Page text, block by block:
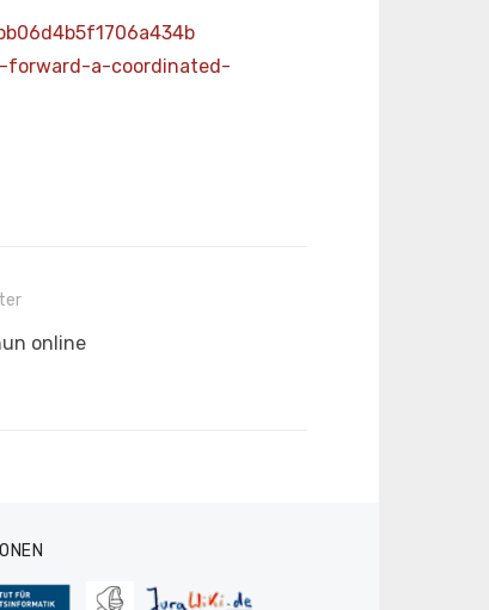
forward-a-coordinated-
online